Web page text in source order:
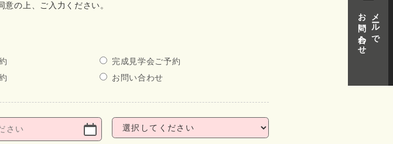
の上、ご入力ください。
完成見学会ご予約
お問い合わせ
メールで
お問い合わせ